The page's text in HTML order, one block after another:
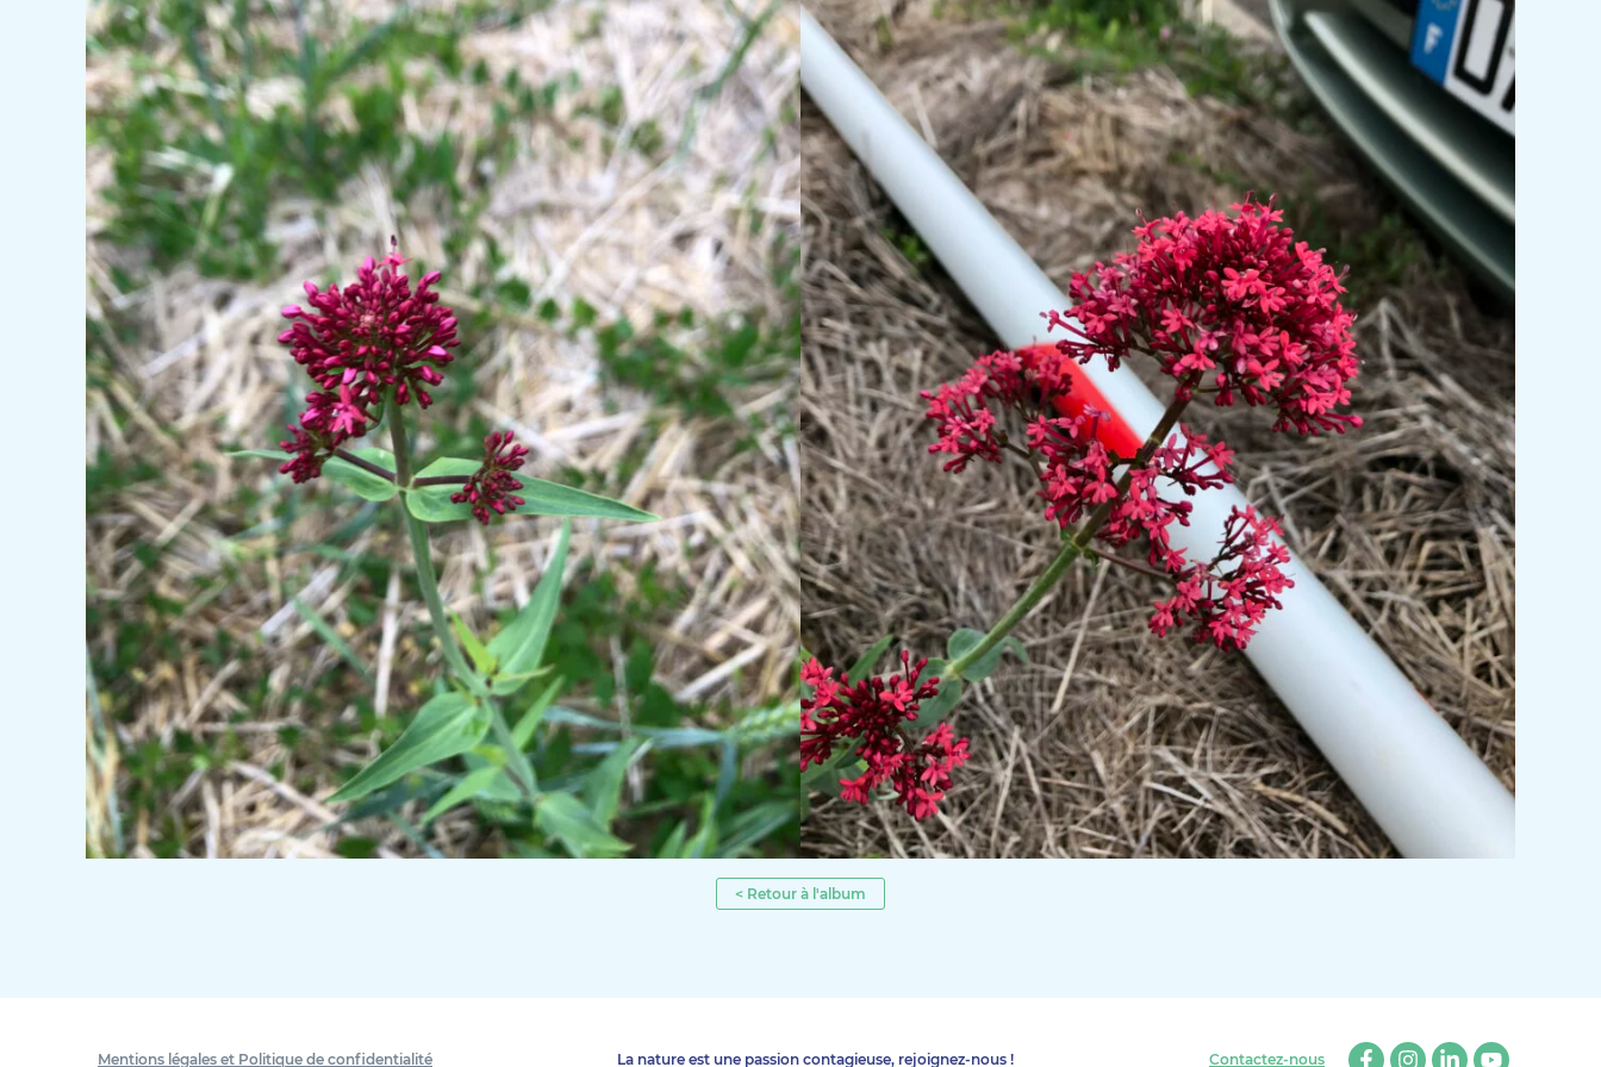
< Retour à l'album
Mentions légales et Politique de confidentialité La nature est une passion contagieuse, rejoignez-nous ! Contactez-nous